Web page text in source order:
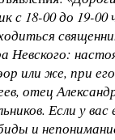
с 18-00 до 19-00
Невского:
или же, при
отец
Если у
и